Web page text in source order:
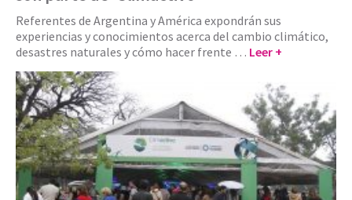
Referentes de Argentina y América expondrán sus
experiencias y conocimientos acerca del cambio climático,
desastres naturales y cómo hacer frente … Leer +